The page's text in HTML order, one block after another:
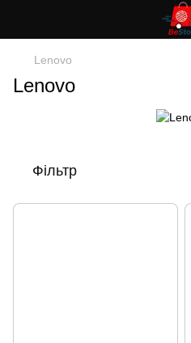
Lenovo
Lenovo
Фільтр